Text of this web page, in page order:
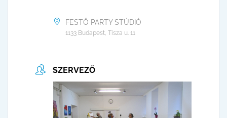
FESTŐ PARTY STÚDIÓ
1133 Budapest, Tisza u. 11
SZERVEZŐ